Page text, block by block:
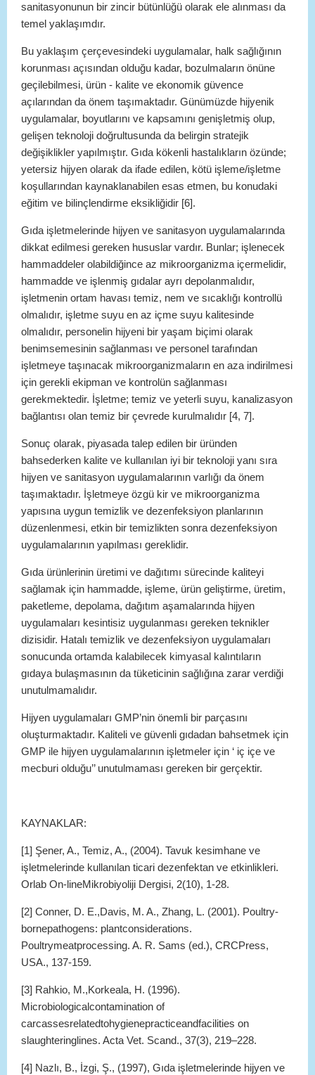
sanitasyonunun bir zincir bütünlüğü olarak ele alınması da
temel yaklaşımdır.
Bu yaklaşım çerçevesindeki uygulamalar, halk sağlığının
korunması açısından olduğu kadar, bozulmaların önüne
geçilebilmesi, ürün - kalite ve ekonomik güvence
açılarından da önem taşımaktadır. Günümüzde hijyenik
uygulamalar, boyutlarını ve kapsamını genişletmiş olup,
gelişen teknoloji doğrultusunda da belirgin stratejik
değişiklikler yapılmıştır. Gıda kökenli hastalıkların özünde;
yetersiz hijyen olarak da ifade edilen, kötü işleme/işletme
koşullarından kaynaklanabilen esas etmen, bu konudaki
eğitim ve bilinçlendirme eksikliğidir [6].
Gıda işletmelerinde hijyen ve sanitasyon uygulamalarında
dikkat edilmesi gereken hususlar vardır. Bunlar; işlenecek
hammaddeler olabildiğince az mikroorganizma içermelidir,
hammadde ve işlenmiş gıdalar ayrı depolanmalıdır,
işletmenin ortam havası temiz, nem ve sıcaklığı kontrollü
olmalıdır, işletme suyu en az içme suyu kalitesinde
olmalıdır, personelin hijyeni bir yaşam biçimi olarak
benimsemesinin sağlanması ve personel tarafından
işletmeye taşınacak mikroorganizmaların en aza indirilmesi
için gerekli ekipman ve kontrolün sağlanması
gerekmektedir. İşletme; temiz ve yeterli suyu, kanalizasyon
bağlantısı olan temiz bir çevrede kurulmalıdır [4, 7].
Sonuç olarak, piyasada talep edilen bir üründen
bahsederken kalite ve kullanılan iyi bir teknoloji yanı sıra
hijyen ve sanitasyon uygulamalarının varlığı da önem
taşımaktadır. İşletmeye özgü kir ve mikroorganizma
yapısına uygun temizlik ve dezenfeksiyon planlarının
düzenlenmesi, etkin bir temizlikten sonra dezenfeksiyon
uygulamalarının yapılması gereklidir.
Gıda ürünlerinin üretimi ve dağıtımı sürecinde kaliteyi
sağlamak için hammadde, işleme, ürün geliştirme, üretim,
paketleme, depolama, dağıtım aşamalarında hijyen
uygulamaları kesintisiz uygulanması gereken teknikler
dizisidir. Hatalı temizlik ve dezenfeksiyon uygulamaları
sonucunda ortamda kalabilecek kimyasal kalıntıların
gıdaya bulaşmasının da tüketicinin sağlığına zarar verdiği
unutulmamalıdır.
Hijyen uygulamaları GMP’nin önemli bir parçasını
oluşturmaktadır. Kaliteli ve güvenli gıdadan bahsetmek için
GMP ile hijyen uygulamalarının işletmeler için ‘ iç içe ve
mecburi olduğu’’ unutulmaması gereken bir gerçektir.
KAYNAKLAR:
[1] Şener, A., Temiz, A., (2004). Tavuk kesimhane ve
işletmelerinde kullanılan ticari dezenfektan ve etkinlikleri.
Orlab On-lineMikrobiyoliji Dergisi, 2(10), 1-28.
[2] Conner, D. E.,Davis, M. A., Zhang, L. (2001). Poultry-
bornepathogens: plantconsiderations.
Poultrymeatprocessing. A. R. Sams (ed.), CRCPress,
USA., 137-159.
[3] Rahkio, M.,Korkeala, H. (1996).
Microbiologicalcontamination of
carcassesrelatedtohygienepracticeandfacilities on
slaughteringlines. Acta Vet. Scand., 37(3), 219–228.
[4] Nazlı, B., İzgi, Ş., (1997), Gıda işletmelerinde hijyen ve